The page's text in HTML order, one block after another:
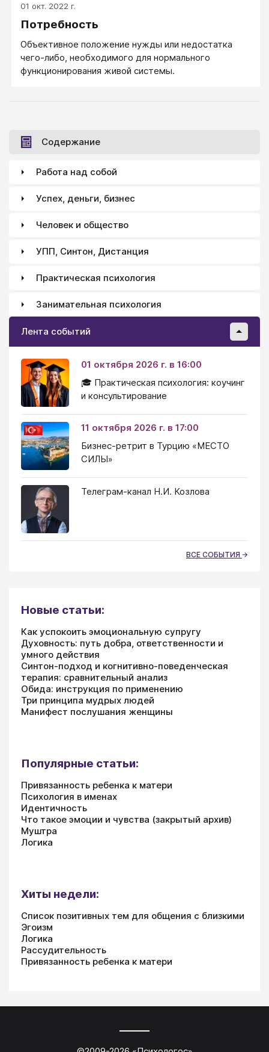
01 окт. 2022 г.
Потребность
Объективное положение нужды или недостатка
чего-либо, необходимого для нормального
функционирования живой системы.
Содержание
Работа над собой
Успех, деньги, бизнес
Человек и общество
УПП, Синтон, Дистанция
Практическая психология
Занимательная психология
Лента событий
01 октября 2026 г. в 16:00
🎓 Практическая психология: коучинг
и консультирование
11 октября 2026 г. в 17:00
Бизнес-ретрит в Турцию «МЕСТО
СИЛЫ»
Телеграм-канал Н.И. Козлова
ВСЕ СОБЫТИЯ
Новые статьи:
Как успокоить эмоциональную супругу
Духовность: путь добра, ответственности и
умного действия
Синтон-подход и когнитивно-поведенческая
терапия: сравнительный анализ
Обида: инструкция по применению
Три принципа мудрых людей
Манифест послушания женщины
Популярные статьи:
Привязанность ребенка к матери
Психология в именах
Идентичность
Что такое эмоции и чувства (закрытый архив)
Муштра
Логика
Хиты недели:
Список позитивных тем для общения с близкими
Эгоизм
Логика
Рассудительность
Привязанность ребенка к матери